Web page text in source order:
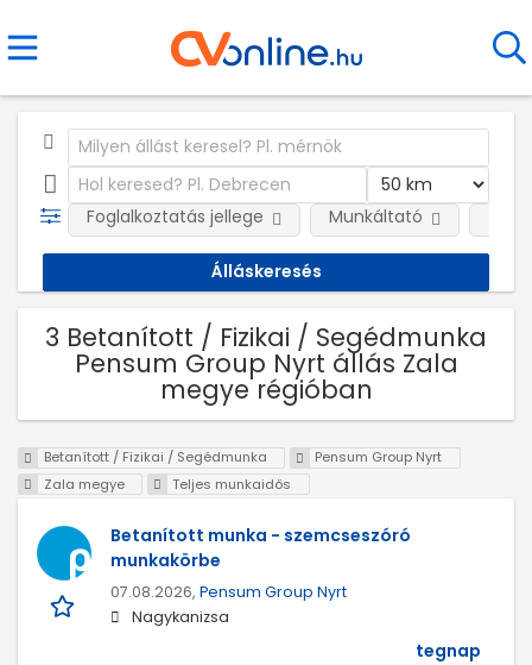
Foglalkoztatás jellege Munkáltató
3 Betanított / Fizikai / Segédmunka
Pensum Group Nyrt állás Zala
megye régióban
Betanított / Fizikai / Segédmunka
Pensum Group Nyrt
Zala megye
Teljes munkaidős
Betanított munka - szemcseszóró
munkakörbe
07.08.2026, Pensum Group Nyrt
Nagykanizsa
tegnap